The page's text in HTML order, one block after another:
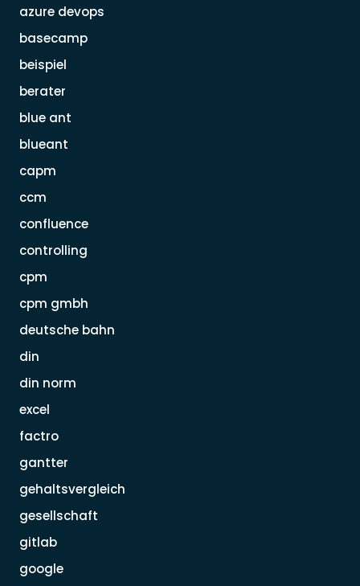
azure devops
basecamp
beispiel
berater
blue ant
blueant
capm
ccm
confluence
controlling
cpm
cpm gmbh
deutsche bahn
din
din norm
excel
factro
gantter
gehaltsvergleich
gesellschaft
gitlab
google